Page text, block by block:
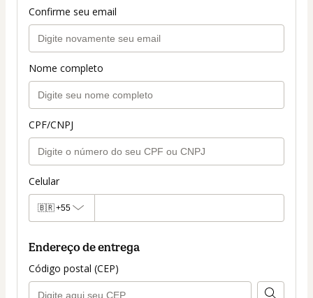
Confirme seu email
Nome completo
CPF/CNPJ
Celular
🇧🇷+55
Endereço de entrega
Código postal (CEP)